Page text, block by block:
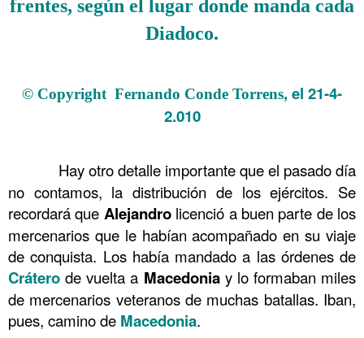
frentes, según el lugar donde manda cada
Diadoco.
© Copyright Fernando Conde Torrens, el 21-4-
2.010
Hay otro detalle importante que el pasado día
no contamos, la distribución de los ejércitos. Se
recordará que Alejandrolicenció a buen parte de los
mercenarios que le habían acompañado en su viaje
de conquista. Los había mandado a las órdenes de
Crátero de vuelta a Macedoniay lo formaban miles
de mercenarios veteranos de muchas batallas. Iban,
pues, camino de Macedonia.